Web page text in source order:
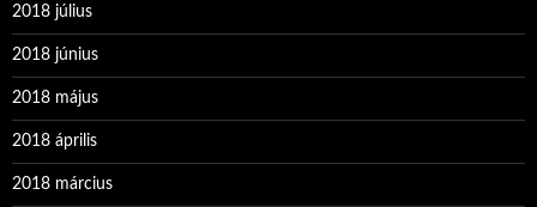
2018 július
2018 június
2018 május
2018 április
2018 március